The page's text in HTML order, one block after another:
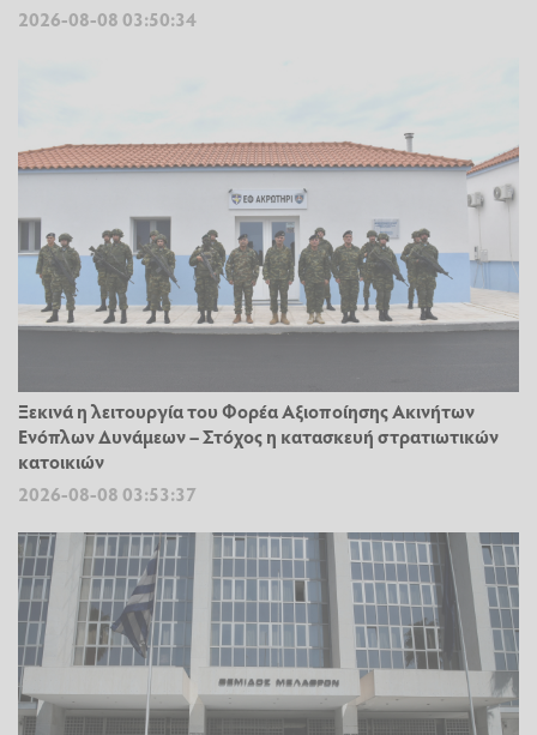
2026-08-08 03:50:34
Ξεκινά η λειτουργία του Φορέα Αξιοποίησης Ακινήτων
Ενόπλων Δυνάμεων – Στόχος η κατασκευή στρατιωτικών
κατοικιών
2026-08-08 03:53:37